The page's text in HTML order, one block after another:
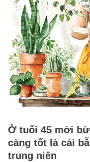
Ở tuổi 45 mới
càng tốt là cái
trung niên